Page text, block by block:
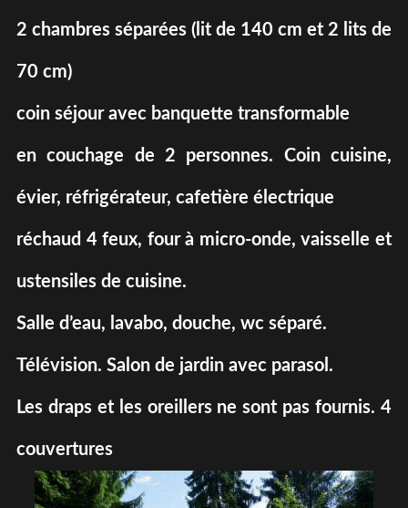
2 chambres séparées (lit de 140 cm et 2 lits de
70 cm)
coin séjour avec banquette transformable
en couchage de 2 personnes. Coin cuisine,
évier, réfrigérateur, cafetière électrique
réchaud 4 feux, four à micro-onde, vaisselle et
ustensiles de cuisine.
Salle d’eau, lavabo, douche, wc séparé.
Télévision. Salon de jardin avec parasol.
Les draps et les oreillers ne sont pas fournis. 4
couvertures